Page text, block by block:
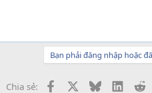
Bạn phải đăng nhập hoặc
Chia sẻ: Facebook Bluesky